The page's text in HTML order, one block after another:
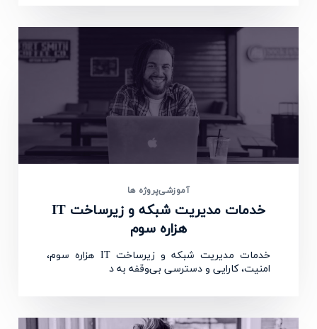
آموزشیپروژه ها
خدمات مدیریت شبکه و زیرساخت IT
هزاره سوم
خدمات مدیریت شبکه و زیرساخت IT هزاره سوم،
امنیت، کارایی و دسترسی بی‌وقفه به د